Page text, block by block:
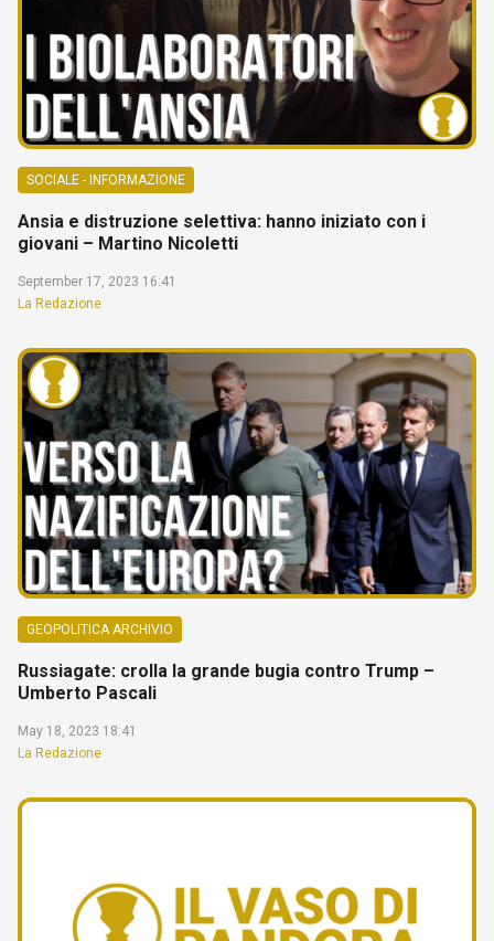
SOCIALE - INFORMAZIONE
Ansia e distruzione selettiva: hanno iniziato con i
giovani – Martino Nicoletti
September 17, 2023 16:41
La Redazione
GEOPOLITICA ARCHIVIO
Russiagate: crolla la grande bugia contro Trump –
Umberto Pascali
May 18, 2023 18:41
La Redazione